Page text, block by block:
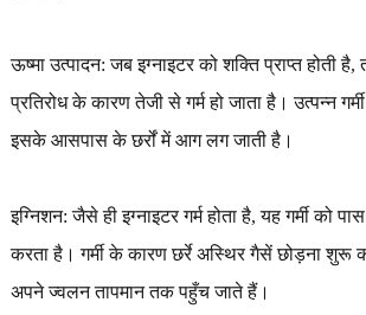
ऊष्मा उत्पादन: जब इग्नाइटर को शक्ति प्राप्त होती
प्रतिरोध के कारण तेजी से गर्म हो जाता है। उत्पन्न
इसके आसपास के छर्रों में आग लग जाती है।
इग्निशन: जैसे ही इग्नाइटर गर्म होता है, यह गर्मी को
करता है। गर्मी के कारण छर्रे अस्थिर गैसें छोड़ना
अपने ज्वलन तापमान तक पहुँच जाते हैं।